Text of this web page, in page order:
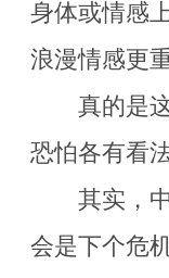
身体或情感
浪漫情感更重
真的是这
恐怕各有看
其实，中
会是下个危